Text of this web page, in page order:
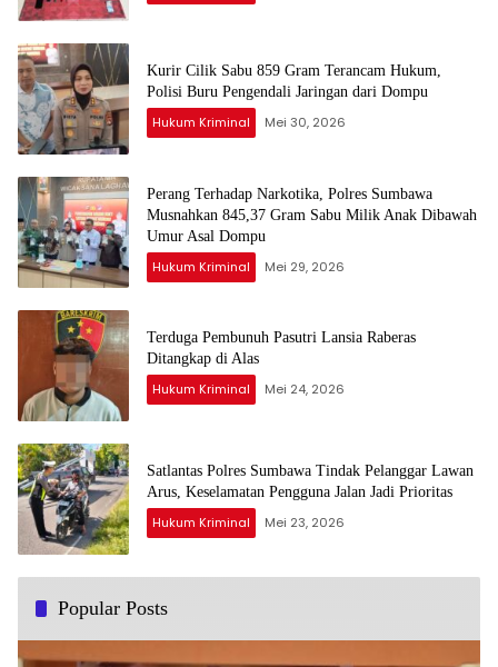
Kurir Cilik Sabu 859 Gram Terancam Hukum,
Polisi Buru Pengendali Jaringan dari Dompu
Hukum Kriminal Mei 30, 2026
Perang Terhadap Narkotika, Polres Sumbawa
Musnahkan 845,37 Gram Sabu Milik Anak Dibawah
Umur Asal Dompu
Hukum Kriminal Mei 29, 2026
Terduga Pembunuh Pasutri Lansia Raberas
Ditangkap di Alas
Hukum Kriminal Mei 24, 2026
Satlantas Polres Sumbawa Tindak Pelanggar Lawan
Arus, Keselamatan Pengguna Jalan Jadi Prioritas
Hukum Kriminal Mei 23, 2026
Popular Posts